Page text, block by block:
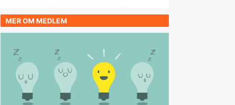
MER OM MEDLEM